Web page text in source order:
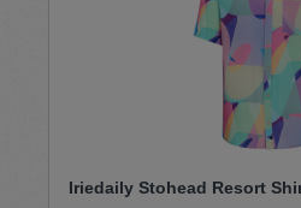
Iriedaily Stohead Resort